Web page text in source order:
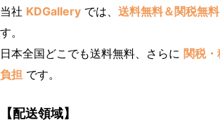
当社 KDGallery では、 送料無料＆関税無料
す。
日本全国どこでも送料無料、さらに 関税
負担 です。
【配送領域】